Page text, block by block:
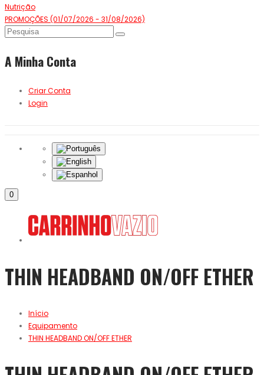
Nutrição
PROMOÇÕES (01/07/2026 - 31/08/2026)
A Minha Conta
Criar Conta
Login
0
THIN HEADBAND ON/OFF ETHER
Início
Equipamento
THIN HEADBAND ON/OFF ETHER